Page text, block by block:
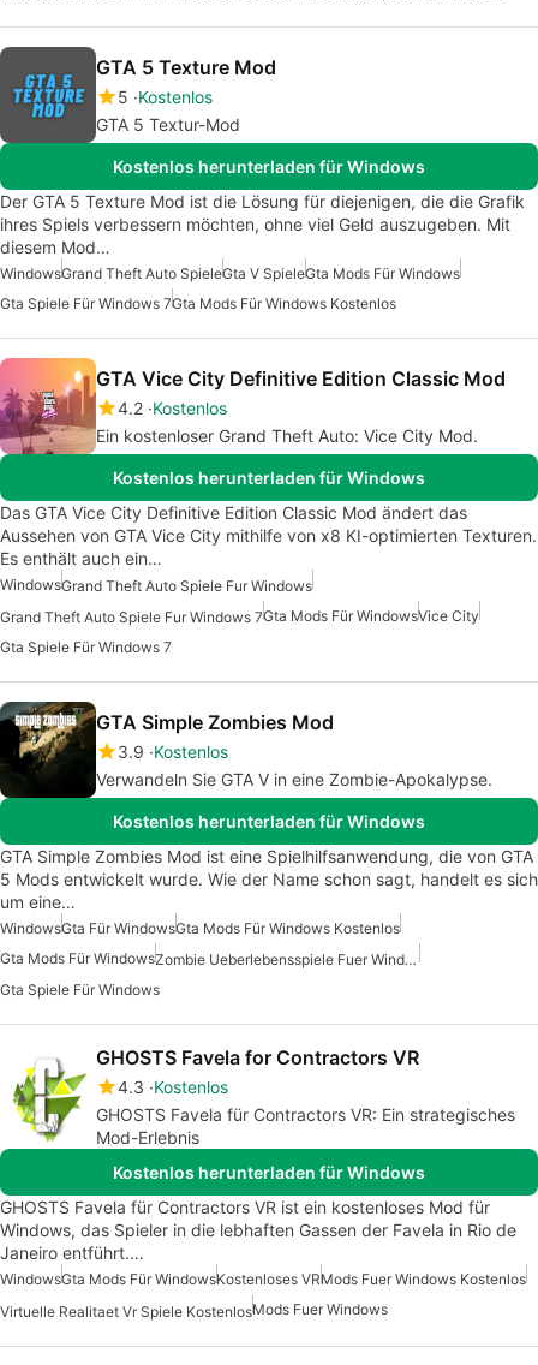
GTA 5 Texture Mod
5 Kostenlos
GTA 5 Textur-Mod
Kostenlos herunterladen für Windows
Der GTA 5 Texture Mod ist die Lösung für diejenigen, die die Grafik
ihres Spiels verbessern möchten, ohne viel Geld auszugeben. Mit
diesem Mod…
WindowsGrand Theft Auto SpieleGta V SpieleGta Mods Für Windows
Gta Spiele Für Windows 7Gta Mods Für Windows Kostenlos
GTA Vice City Definitive Edition Classic Mod
4.2 Kostenlos
Ein kostenloser Grand Theft Auto: Vice City Mod.
Kostenlos herunterladen für Windows
Das GTA Vice City Definitive Edition Classic Mod ändert das
Aussehen von GTA Vice City mithilfe von x8 KI-optimierten Texturen.
Es enthält auch ein…
WindowsGrand Theft Auto Spiele Fur Windows
Grand Theft Auto Spiele Fur Windows 7Gta Mods Für WindowsVice City
Gta Spiele Für Windows 7
GTA Simple Zombies Mod
3.9 Kostenlos
Verwandeln Sie GTA V in eine Zombie-Apokalypse.
Kostenlos herunterladen für Windows
GTA Simple Zombies Mod ist eine Spielhilfsanwendung, die von GTA
5 Mods entwickelt wurde. Wie der Name schon sagt, handelt es sich
um eine…
WindowsGta Für WindowsGta Mods Für Windows Kostenlos
Gta Mods Für Windows
Zombie Ueberlebensspiele Fuer Windows
Gta Spiele Für Windows
GHOSTS Favela for Contractors VR
4.3 Kostenlos
GHOSTS Favela für Contractors VR: Ein strategisches
Mod-Erlebnis
Kostenlos herunterladen für Windows
GHOSTS Favela für Contractors VR ist ein kostenloses Mod für
Windows, das Spieler in die lebhaften Gassen der Favela in Rio de
Janeiro entführt.…
WindowsGta Mods Für WindowsKostenloses VRMods Fuer Windows Kostenlos
Virtuelle Realitaet Vr Spiele KostenlosMods Fuer Windows